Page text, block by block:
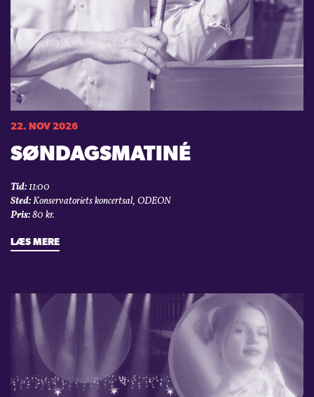
22. NOV 2026
SØNDAGSMATINÉ
Tid:11:00
Sted:Konservatoriets koncertsal, ODEON
Pris:80 kr.
LÆS MERE